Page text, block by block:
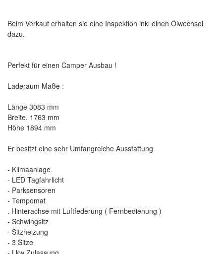
Beim Verkauf erhalten sie eine Inspektion inkl einen Ölwechsel
dazu.
Perfekt für einen Camper Ausbau !
Laderaum Maße :
Länge 3083 mm
Breite. 1763 mm
Höhe 1894 mm
Er besitzt eine sehr Umfangreiche Ausstattung
- Klimaanlage
- LED Tagfahrlicht
- Parksensoren
- Tempomat
. Hinterachse mit Luftfederung ( Fernbedienung )
- Schwingsitz
- Sitzheizung
- 3 Sitze